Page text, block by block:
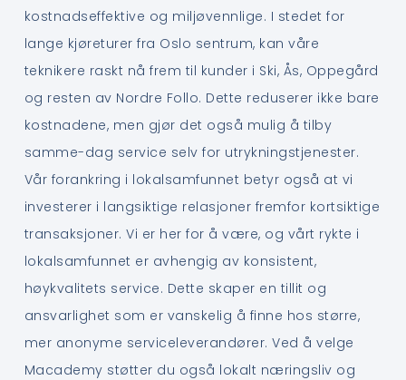
kostnadseffektive og miljøvennlige. I stedet for
lange kjøreturer fra Oslo sentrum, kan våre
teknikere raskt nå frem til kunder i Ski, Ås, Oppegård
og resten av Nordre Follo. Dette reduserer ikke bare
kostnadene, men gjør det også mulig å tilby
samme-dag service selv for utrykningstjenester.
Vår forankring i lokalsamfunnet betyr også at vi
investerer i langsiktige relasjoner fremfor kortsiktige
transaksjoner. Vi er her for å være, og vårt rykte i
lokalsamfunnet er avhengig av konsistent,
høykvalitets service. Dette skaper en tillit og
ansvarlighet som er vanskelig å finne hos større,
mer anonyme serviceleverandører. Ved å velge
Macademy støtter du også lokalt næringsliv og